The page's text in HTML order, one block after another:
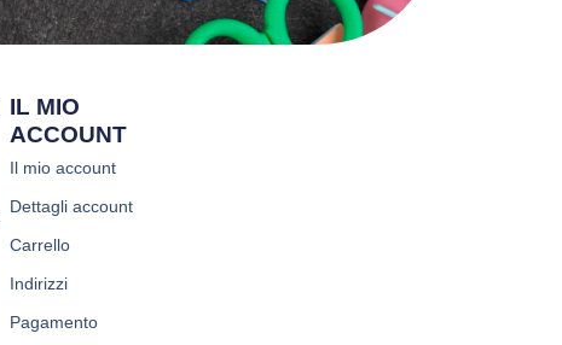
IL MIO
ACCOUNT
Il mio account
Dettagli account
Carrello
Indirizzi
Pagamento